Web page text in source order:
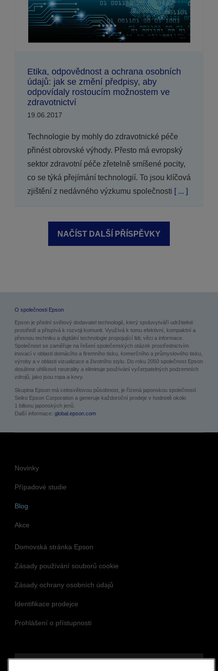
Etika, odpovědnost a ochrana osobních
údajů: jak se změní předpisy, aby
odpovídaly rostoucím možnostem ve
zdravotnictví
19.06.2017
Technologie by mohly do zdravotnické péče
přinést obrovské výhody. Přesto má evropský
sektor zdravotní péče zřetelně smíšené pocity,
co se týká přejímání technologií. To jsou klíčová
zjištění z nedávného výzkumu společnosti [ ... ]
NAČÍST DALŠÍ PŘÍSPĚVKY
O společnosti Epson
Epson je přední světový dodavatel technologií, který spoluvytváří udržitelné
prostředí a přispívá k rozvoji komunit. Využívá k tomu efektivní, kompaktní a
přesnou techniku a digitální technologie propojující lidi, věci a informace.
Společnost se zaměřuje na řešení společenských otázek prostřednictvím
inovací v oblasti domácího a firemního tisku, komerčního a průmyslového tisku,
výroby a v oblasti vizualizace a životního stylu. Do roku 2050 společnost Epson
dosáhne uhlíkové neutrality a eliminuje používání vyčerpatelných podzemních
zdrojů, jako jsou ropa a kovy.
Skupina Epson má celosvětovou působnost, je řízená japonskou společností
Seiko Epson Corporation a generuje každoroční prodeje v hodnotě okolo
1 bilionu japonských jenů.
Další informace: global.epson.com
Novinky
Případové studie
Blog
Akce
Domovská stránka Epson
Zásady používání souborů cookie
Zásady ochrany osobních údajů
Identifikace prodejce
Prohlášení o přístupnosti